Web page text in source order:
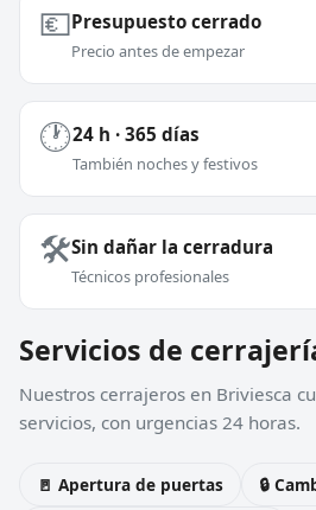
💶Presupuesto cerrado
Precio antes de empezar
🕐24 h · 365 días
También noches y festivos
🛠️Sin dañar la cerradura
Técnicos profesionales
Servicios de
Nuestros cerrajeros en Briviesca
servicios, con urgencias 24 horas.
🚪 Apertura de puertas 🔒